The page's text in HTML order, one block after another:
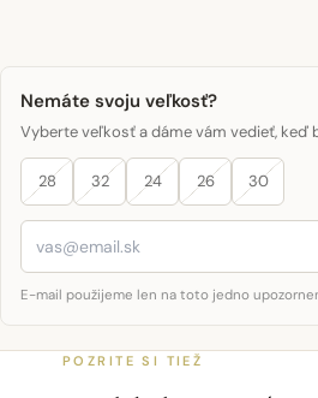
Nemáte svoju veľkosť?
Vyberte veľkosť a dáme vám vedieť, keď
28 32 24 26 30
E-mail použijeme len na toto jedno
POZRITE SI TIEŽ